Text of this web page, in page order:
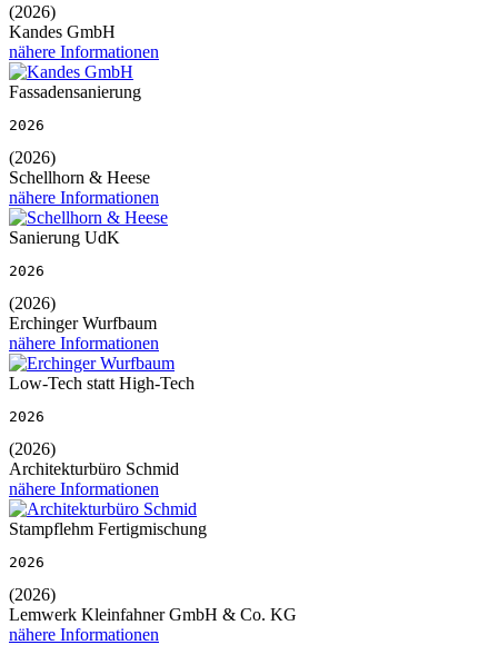
(2026)
Kandes GmbH
nähere Informationen
Fassadensanierung
2026
(2026)
Schellhorn & Heese
nähere Informationen
Sanierung UdK
2026
(2026)
Erchinger Wurfbaum
nähere Informationen
Low-Tech statt High-Tech
2026
(2026)
Architekturbüro Schmid
nähere Informationen
Stampflehm Fertigmischung
2026
(2026)
Lemwerk Kleinfahner GmbH & Co. KG
nähere Informationen